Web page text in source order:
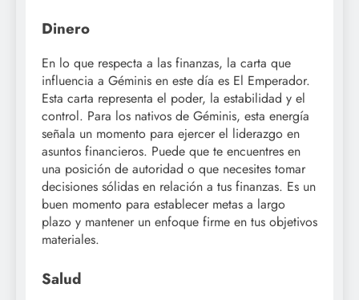
Dinero
En lo que respecta a las finanzas, la carta que
influencia a Géminis en este día es El Emperador.
Esta carta representa el poder, la estabilidad y el
control. Para los nativos de Géminis, esta energía
señala un momento para ejercer el liderazgo en
asuntos financieros. Puede que te encuentres en
una posición de autoridad o que necesites tomar
decisiones sólidas en relación a tus finanzas. Es un
buen momento para establecer metas a largo
plazo y mantener un enfoque firme en tus objetivos
materiales.
Salud